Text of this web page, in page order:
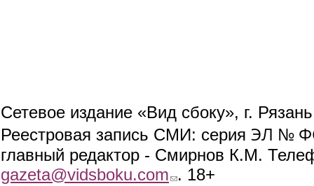
Сетевое издание «Вид сбоку», г.
Реестровая запись СМИ: серия ЭЛ №
главный редактор - Смирнов К.М.
gazeta@vidsboku.com (link sends e-mail)
. 18+